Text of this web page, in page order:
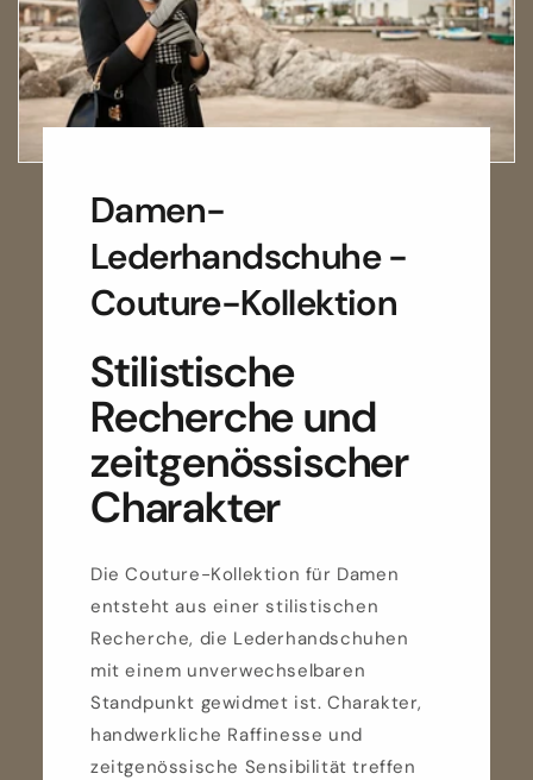
Damen-
Lederhandschuhe -
Couture-Kollektion
Stilistische
Recherche und
zeitgenössischer
Charakter
Die Couture-Kollektion für Damen
entsteht aus einer stilistischen
Recherche, die Lederhandschuhen
mit einem unverwechselbaren
Standpunkt gewidmet ist. Charakter,
handwerkliche Raffinesse und
zeitgenössische Sensibilität treffen